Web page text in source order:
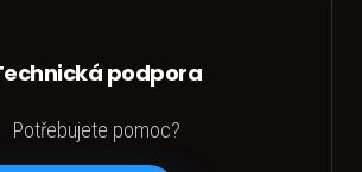
podpora
Potřebujete pomoc?